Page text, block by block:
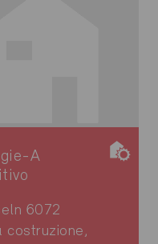
A
6072
costruzione,